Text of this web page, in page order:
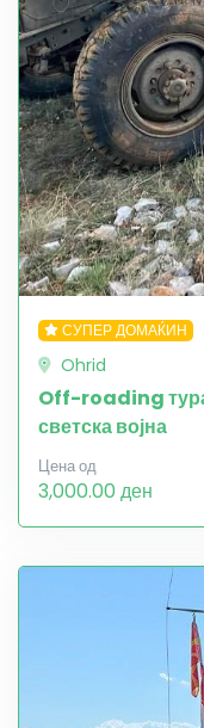
СУПЕР ДОМАЌИН
Ohrid
Off-roading тура
светска војна
Цена од
3,000.00 ден